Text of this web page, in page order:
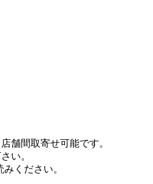
舗間取寄せ可能です。
い。
ください。